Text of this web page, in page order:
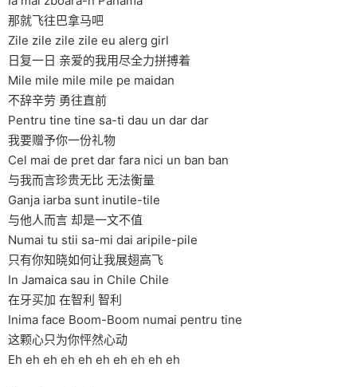
那就飞往巴拿马吧
Zile zile zile zile eu alerg girl
日复一日 亲爱的我用尽全力拼搏着
Mile mile mile mile pe maidan
不辞辛劳 勇往直前
Pentru tine tine sa-ti dau un dar dar
我要赠予你一份礼物
Cel mai de pret dar fara nici un ban ban
与我而言珍贵无比 无法衡量
Ganja iarba sunt inutile-tile
与他人而言 却是一文不值
Numai tu stii sa-mi dai aripile-pile
只有你知晓如何让我展翅高飞
In Jamaica sau in Chile Chile
在牙买加 在智利 智利
Inima face Boom-Boom numai pentru tine
这颗心只为你怦然心动
Eh eh eh eh eh eh eh eh eh eh